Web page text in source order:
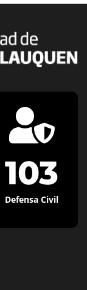

103
Defensa Civil